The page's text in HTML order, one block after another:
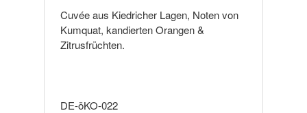
Cuvée aus Kiedricher Lagen, Noten von
Kumquat, kandierten Orangen &
Zitrusfrüchten.
DE-öKO-022